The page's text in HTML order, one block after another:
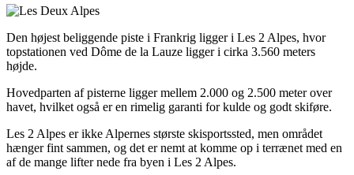
Den højest beliggende piste i Frankrig ligger i Les 2 Alpes, hvor
topstationen ved Dôme de la Lauze ligger i cirka 3.560 meters
højde.
Hovedparten af pisterne ligger mellem 2.000 og 2.500 meter over
havet, hvilket også er en rimelig garanti for kulde og godt skiføre.
Les 2 Alpes er ikke Alpernes største skisportssted, men området
hænger fint sammen, og det er nemt at komme op i terrænet med en
af de mange lifter nede fra byen i Les 2 Alpes.